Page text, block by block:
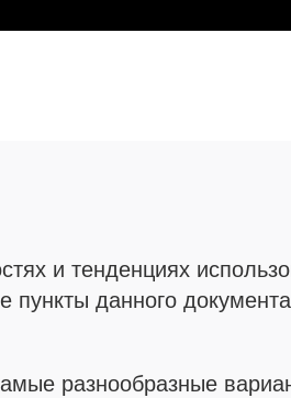
и тенденциях
пункты данного
разнообразные